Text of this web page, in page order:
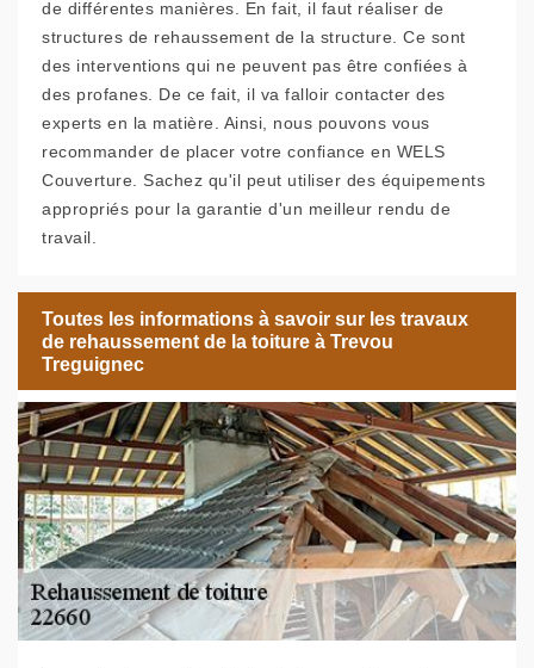
de différentes manières. En fait, il faut réaliser de
structures de rehaussement de la structure. Ce sont
des interventions qui ne peuvent pas être confiées à
des profanes. De ce fait, il va falloir contacter des
experts en la matière. Ainsi, nous pouvons vous
recommander de placer votre confiance en WELS
Couverture. Sachez qu'il peut utiliser des équipements
appropriés pour la garantie d'un meilleur rendu de
travail.
Toutes les informations à savoir sur les travaux
de rehaussement de la toiture à Trevou
Treguignec